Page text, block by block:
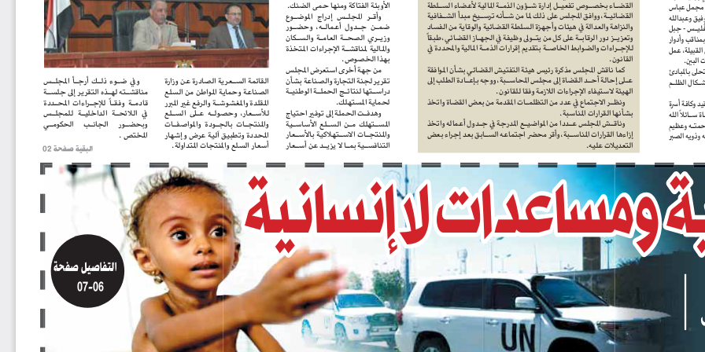
ليــس - جبل
الله ســائلا
القضــاء بخصــوص تفعيــل إدارة شــؤون الذمــة المالية لأعضاء الســلطة
القضائيــة، ووافق المجلس على ذلك لما من شــأنه ترســيخ مبدأ الشــفافية
وتعزيــز دور الرقابــة على كل من يتــولى وظيفة في الجهــاز القضائي، طبقا
للإجــراءات والضوابط الخاصــة بتقديم إقرارات الذمــة المالية والمحددة في
القانون.
كما ناقش المجلس مذكرة رئيس هيئة التفتيش القضائي بشأن الموافقة
عــلى إحالة أحــد القضاة إلى مجلس المحاســبة، ووجه بإعــادة الطلب إلى
الهيئة لاستيفاء الإجراءات اللازمة وفقا للقانون.
إزاءها القرارات المناســبة، وأقر محضر اجتماعه الســابق بعد إجراء بعض
التعديلات عليه.
الأوبئة الفتاكة ومنها حمى الضنك.
ضمــن  جــدول  أعمالــه،  وحضــور
بهذا الخصوص.
تقرير لجنة التجارة والصناعة بشأن
دراســتها لنتائــج الحملــة الوطنيــة
لحماية المستهلك.
المســتهلك  مــن  الســلع  الأساســية
التنافســية بمــا لا يزيــد عن أســعار
القائمة الســعرية الصادرة عن وزارة
الصناعة وحماية المواطن من السلع
المقلدة والمغشوشــة والرفع غير المبرر
للأســعار،  وحصولــه  عــلى  الســلع
المحددة وتطبيق آلية عرض وإشهار
أسعار السلع والمنتجات المتداولة.
  للإجــراءات  المحــددة
قادمــة  وفقــا
في   اللائحــة   الداخليــة   للمجلــس
الحكومــي
الجانــب
المختص .
البقية صفحة 02
ةي
ن
اس
ن
إلات
ا
دع
اس
م
و
التفاصيل صفحة
07-06